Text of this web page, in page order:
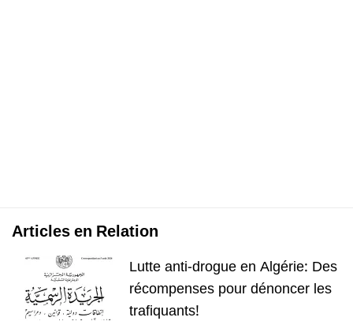
Articles en Relation
Lutte anti-drogue en Algérie: Des
récompenses pour dénoncer les
trafiquants!